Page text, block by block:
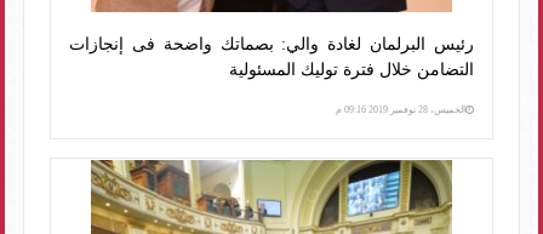
رئيس البرلمان لغادة والي: بصماتك واضحة فى إنجازات
التضامن خلال فترة توليك المسئولية
الخميس، 28 نوفمبر 2019 09:16 م